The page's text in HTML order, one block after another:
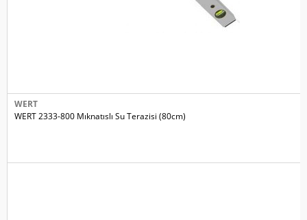
WERT
WERT 2333-800 Mıknatıslı Su Terazisi (80cm)